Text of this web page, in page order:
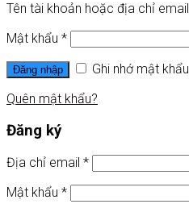
Tên tài khoản hoặc địa chỉ email
Mật khẩu *
Đăng nhập
Ghi nhớ mật khẩu
Quên mật khẩu?
Đăng ký
Địa chỉ email *
Mật khẩu *